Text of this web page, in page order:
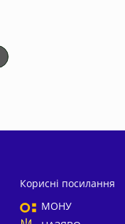
Корисні посилання
МОНУ